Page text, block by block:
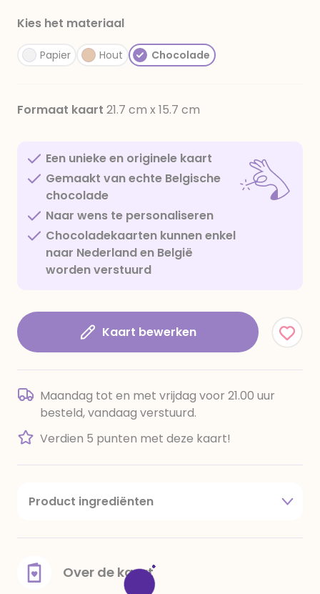
Kies het materiaal
Papier Hout Chocolade
Formaat kaart 21.7 cm x 15.7 cm
Een unieke en originele kaart
Gemaakt van echte Belgische
chocolade
Naar wens te personaliseren
Chocoladekaarten kunnen enkel
naar Nederland en België
worden verstuurd
Kaart bewerken
Maandag tot en met vrijdag voor 21.00 uur
besteld, vandaag verstuurd.
Verdien 5 punten met deze kaart!
Product ingrediënten
amandelen,cacaomassa, emulgator (sojalecithine),
voedingszuur: citroenzuur E 330, verdikkingsmiddel
E415, water, bevochtigingsmiddel E422, emulgator:
Over de kaart